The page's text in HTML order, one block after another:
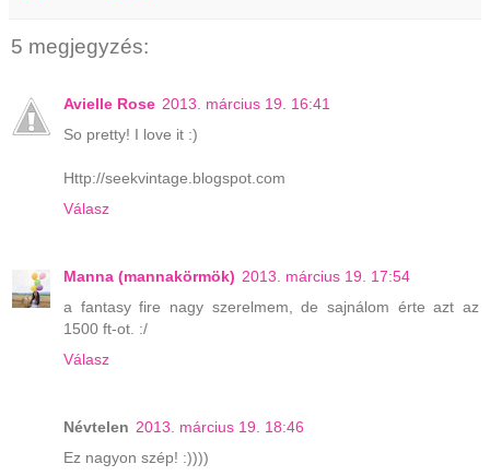
5 megjegyzés:
Avielle Rose 2013. március 19. 16:41
So pretty! I love it :)
Http://seekvintage.blogspot.com
Válasz
Manna (mannakörmök) 2013. március 19. 17:54
a fantasy fire nagy szerelmem, de sajnálom érte azt az
1500 ft-ot. :/
Válasz
Névtelen 2013. március 19. 18:46
Ez nagyon szép! :))))